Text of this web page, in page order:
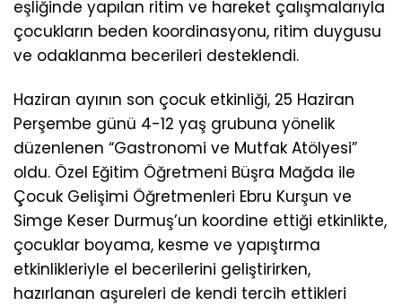
eşliğinde yapılan ritim ve hareket çalışmalarıyla
çocukların beden koordinasyonu, ritim duygusu
ve odaklanma becerileri desteklendi.
Haziran ayının son çocuk etkinliği, 25 Haziran
Perşembe günü 4-12 yaş grubuna yönelik
düzenlenen “Gastronomi ve Mutfak Atölyesi”
oldu. Özel Eğitim Öğretmeni Büşra Mağda ile
Çocuk Gelişimi Öğretmenleri Ebru Kurşun ve
Simge Keser Durmuş’un koordine ettiği etkinlikte,
çocuklar boyama, kesme ve yapıştırma
etkinlikleriyle el becerilerini geliştirirken,
hazırlanan aşureleri de kendi tercih ettikleri